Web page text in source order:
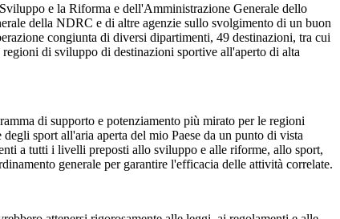
e la Riforma e dell'Amministrazione Generale dello
della NDRC e di altre agenzie sullo svolgimento di un buon
congiunta di diversi dipartimenti, 49 destinazioni, tra cui
di sviluppo di destinazioni sportive all'aperto di alta
di supporto e potenziamento più mirato per le regioni
sport all'aria aperta del mio Paese da un punto di vista
a tutti i livelli preposti allo sviluppo e alle riforme, allo sport,
generale per garantire l'efficacia delle attività correlate.